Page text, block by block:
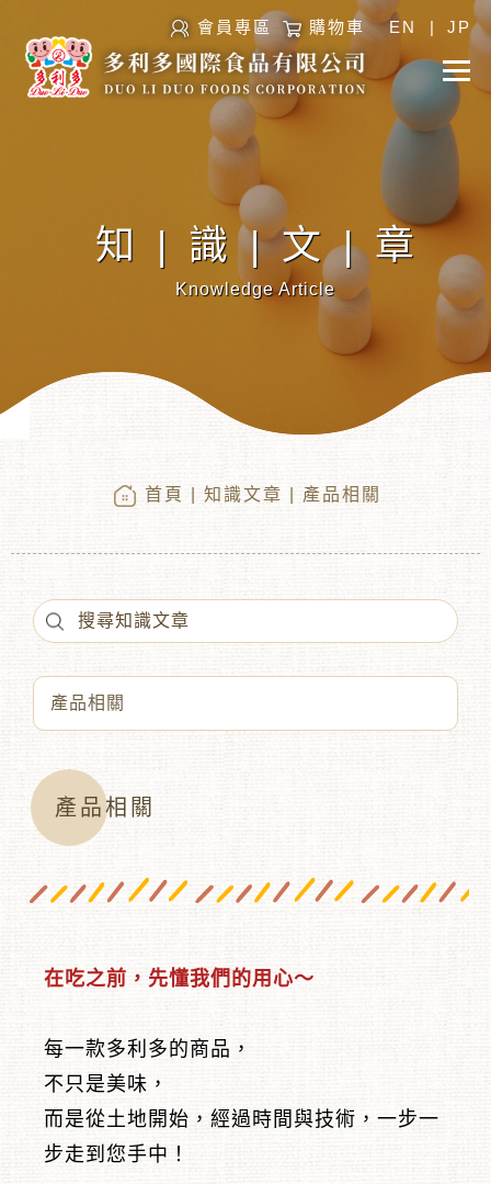
會員專區 購物車 EN JP
知|識|文|章
Knowledge Article
首頁 知識文章 | 產品相關
產品相關
在吃之前，先懂我們的用心～
每一款多利多的商品，
不只是美味，
而是從土地開始，經過時間與技術，一步一
步走到您手中！